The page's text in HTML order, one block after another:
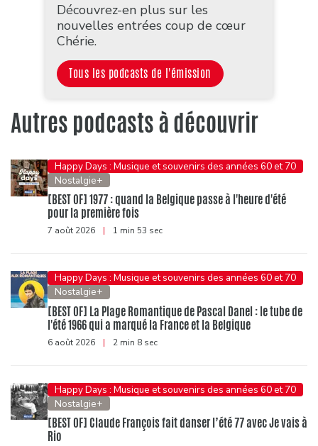
Découvrez-en plus sur les
nouvelles entrées coup de cœur
Chérie.
Tous les podcasts de l'émission
Autres podcasts à découvrir
Happy Days : Musique et souvenirs des années 60 et 70
Nostalgie+
[BEST OF] 1977 : quand la Belgique passe à l'heure d'été
pour la première fois
7 août 2026 | 1 min 53 sec
Happy Days : Musique et souvenirs des années 60 et 70
Nostalgie+
[BEST OF] La Plage Romantique de Pascal Danel : le tube de
l'été 1966 qui a marqué la France et la Belgique
6 août 2026 | 2 min 8 sec
Happy Days : Musique et souvenirs des années 60 et 70
Nostalgie+
[BEST OF] Claude François fait danser l’été 77 avec Je vais à
Rio